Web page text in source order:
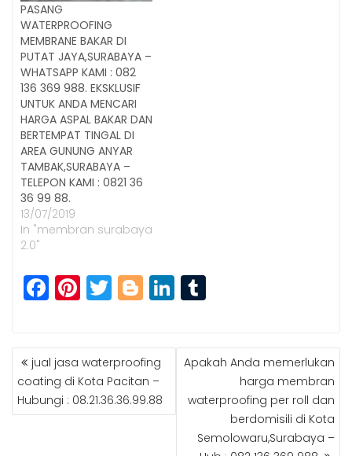
PASANG
WATERPROOFING
MEMBRANE BAKAR DI
PUTAT JAYA,SURABAYA –
WHATSAPP KAMI : 082
136 369 988. EKSKLUSIF
UNTUK ANDA MENCARI
HARGA ASPAL BAKAR DAN
BERTEMPAT TINGAL DI
AREA GUNUNG ANYAR
TAMBAK,SURABAYA –
TELEPON KAMI : 0821 36
36 99 88.
13/07/2019
In "membran surabaya
2.0"
F
a
e
b
o
Pi
n
e
r
e
T
w
e
r
Bl
o
g
e
r
Li
n
e
n
bl
POST
NAVIGATION
jual jasa waterproofing
coating di Kota Pacitan –
Hubungi : 08.21.36.36.99.88
Apakah Anda memerlukan
harga membran
waterproofing per roll dan
berdomisili di Kota
Semolowaru,Surabaya –